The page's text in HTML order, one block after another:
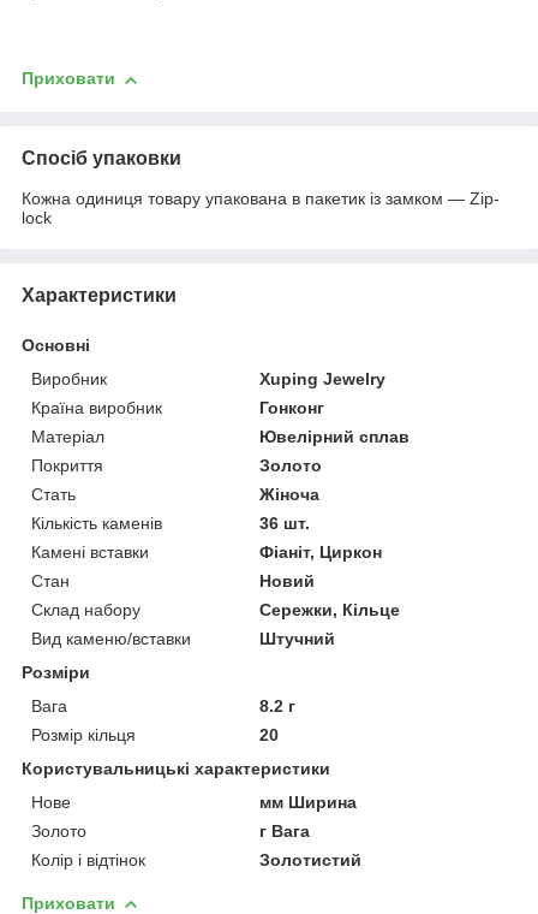
Приховати
Спосіб упаковки
Кожна одиниця товару упакована в пакетик із замком — Zip-
lock
Характеристики
Основні
Виробник
Xuping Jewelry
Країна виробник
Гонконг
Матеріал
Ювелірний сплав
Покриття
Золото
Стать
Жіноча
Кількість каменів
36 шт.
Камені вставки
Фіаніт, Циркон
Стан
Новий
Склад набору
Сережки, Кільце
Вид каменю/вставки
Штучний
Розміри
Вага
8.2 г
Розмір кільця
20
Користувальницькі характеристики
Нове
мм Ширина
Золото
г Вага
Колір і відтінок
Золотистий
Приховати